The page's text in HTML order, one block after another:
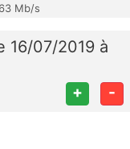
Mb/s
16/07/2019 à
+ -